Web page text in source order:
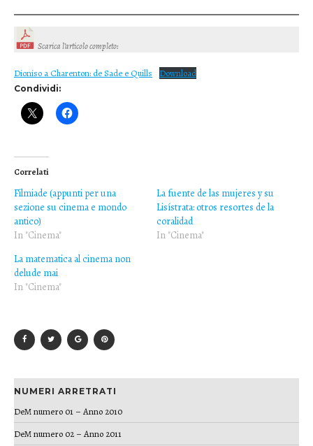
Scarica l’articolo completo:
Dioniso a Charenton: de Sade e Quills Download
Condividi:
Correlati
Filmiade (appunti per una
sezione su cinema e mondo
antico)
In "Cinema"
La fuente de las mujeres y su
Lisístrata: otros resortes de la
coralidad
In "Cinema"
La matematica al cinema non
delude mai
In "Cinema"
NUMERI ARRETRATI
DeM numero 01 – Anno 2010
DeM numero 02 – Anno 2011